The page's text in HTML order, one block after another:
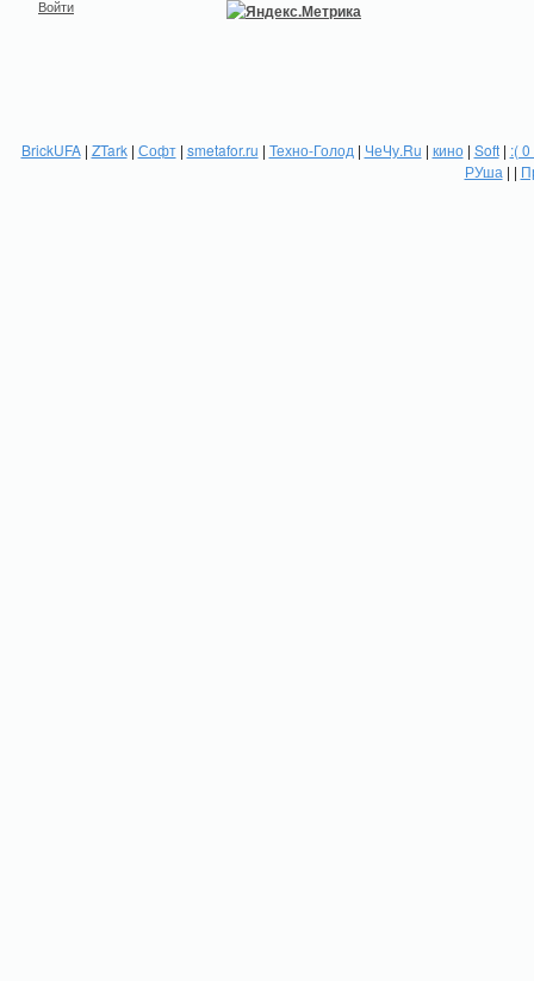
Войти
BrickUFA| ZTark| Софт| smetafor.ru | Техно-Голод | ЧеЧу.Ru | кино| Soft| :(
РУша | |